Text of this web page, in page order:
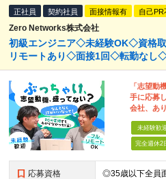
正社員 契約社員 面接情報有 自己PR
Zero Networks株式会社
初級エンジニア◇未経験OK◇資格
リモートあり◇面接1回◇転勤なし
「志望動
手に応募
会社、あ
未経験歓
完全週休2
応募資格